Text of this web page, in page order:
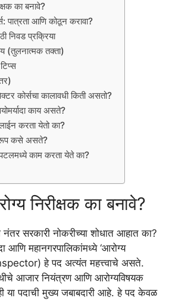
का बनावे?
पात्रता आणि कोठून करावा?
निवड प्रक्रिया
(तुलनात्मक तक्ता)
कोर्सचा कालावधी किती असतो?
काय असते?
करता येतो का?
कसे असते?
काम करता येते का?
निरीक्षक का बनावे?
नंतर सरकारी नोकरीच्या शोधात आहात का?
आणि महानगरपालिकांमध्ये ‘आरोग्य
हे पद अत्यंत महत्त्वाचे असते.
आजार नियंत्रण आणि आरोग्यविषयक
या पदाची मुख्य जबाबदारी आहे. हे पद केवळ